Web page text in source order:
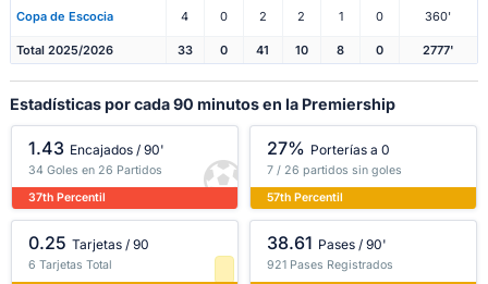
Copa de Escocia 4 0 2 2 1 0 360'
Total 2025/2026 33 0 41 10 8 0 2777'
Estadísticas por cada 90 minutos en la Premiership
1.43 Encajados / 90'
34 Goles en 26 Partidos
37th Percentil
27% Porterías a 0
7 / 26 partidos sin goles
57th Percentil
0.25 Tarjetas / 90
6 Tarjetas Total
38.61 Pases / 90'
921 Pases Registrados